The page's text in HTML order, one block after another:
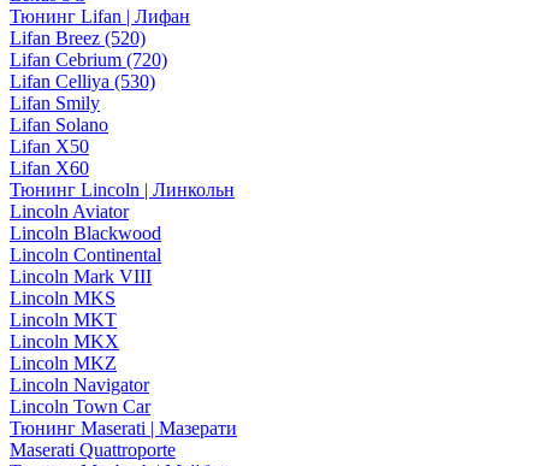
Тюнинг Lifan | Лифан
Lifan Breez (520)
Lifan Cebrium (720)
Lifan Celliya (530)
Lifan Smily
Lifan Solano
Lifan X50
Lifan X60
Тюнинг Lincoln | Линкольн
Lincoln Aviator
Lincoln Blackwood
Lincoln Continental
Lincoln Mark VIII
Lincoln MKS
Lincoln MKT
Lincoln MKX
Lincoln MKZ
Lincoln Navigator
Lincoln Town Car
Тюнинг Maserati | Мазерати
Maserati Quattroporte